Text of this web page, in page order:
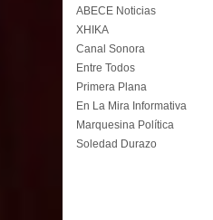
ABECE Noticias
XHIKA
Canal Sonora
Entre Todos
Primera Plana
En La Mira Informativa
Marquesina Política
Soledad Durazo